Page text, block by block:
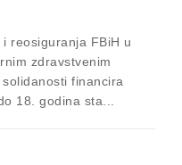
reosiguranja FBiH u
zdravstvenim
financira
18. godina sta...